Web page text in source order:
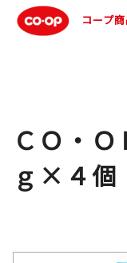
コープ
ＣＯ・
ｇ×４個